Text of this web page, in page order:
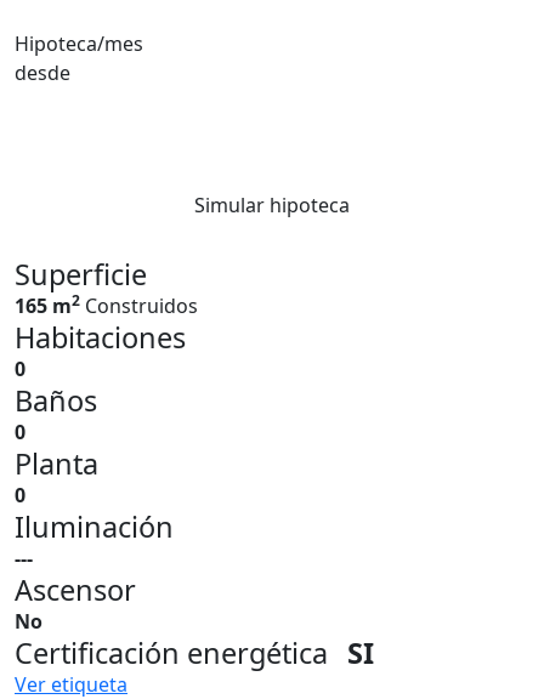
Hipoteca/mes
desde
Simular hipoteca
Superficie
165 m2 Construidos
Habitaciones
0
Baños
0
Planta
0
Iluminación
---
Ascensor
No
Certificación energética SI
Ver etiqueta